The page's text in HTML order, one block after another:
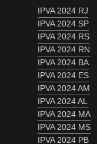
IPVA 2024 RJ
IPVA 2024 SP
IPVA 2024 RS
IPVA 2024 RN
IPVA 2024 BA
IPVA 2024 ES
IPVA 2024 AM
IPVA 2024 AL
IPVA 2024 MA
IPVA 2024 MS
IPVA 2024 PB